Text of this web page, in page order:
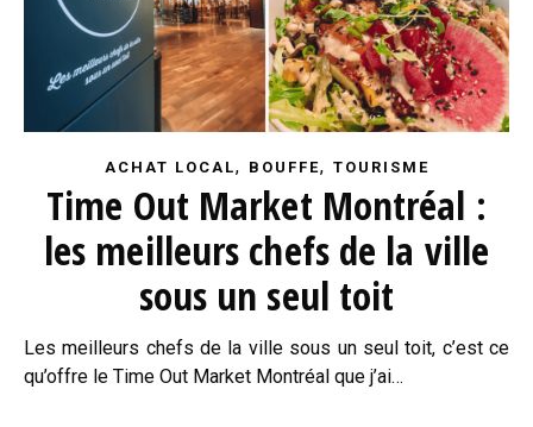
ACHAT LOCAL, BOUFFE, TOURISME
Time Out Market Montréal :
les meilleurs chefs de la ville
sous un seul toit
Les meilleurs chefs de la ville sous un seul toit, c’est ce
qu’offre le Time Out Market Montréal que j’ai…